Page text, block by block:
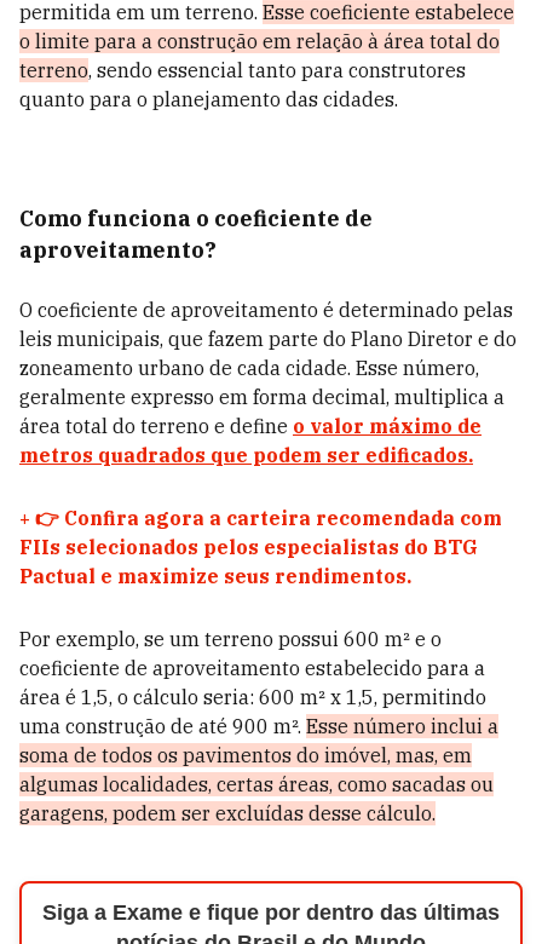
permitida em um terreno. Esse coeficiente estabelece
o limite para a construção em relação à área total do
terreno, sendo essencial tanto para construtores
quanto para o planejamento das cidades.
Como funciona o coeficiente de
aproveitamento?
O coeficiente de aproveitamento é determinado pelas
leis municipais, que fazem parte do Plano Diretor e do
zoneamento urbano de cada cidade. Esse número,
geralmente expresso em forma decimal, multiplica a
área total do terreno e define o valor máximo de
metros quadrados que podem ser edificados.
+ 👉 Confira agora a carteira recomendada com
FIIs selecionados pelos especialistas do BTG
Pactual e maximize seus rendimentos.
Por exemplo, se um terreno possui 600 m² e o
coeficiente de aproveitamento estabelecido para a
área é 1,5, o cálculo seria: 600 m² x 1,5, permitindo
uma construção de até 900 m². Esse número inclui a
soma de todos os pavimentos do imóvel, mas, em
algumas localidades, certas áreas, como sacadas ou
garagens, podem ser excluídas desse cálculo.
Siga a Exame e fique por dentro das últimas